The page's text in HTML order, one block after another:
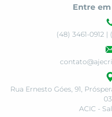
Entre
(48) 3461-0912 |
Rua Ernesto Góes, 91,
ACIC -